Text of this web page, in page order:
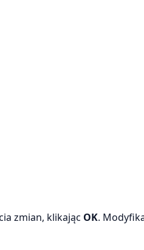
zmian, klikając OK.